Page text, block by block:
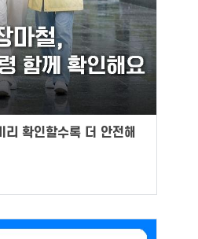
리 확인할수록 더 안전해